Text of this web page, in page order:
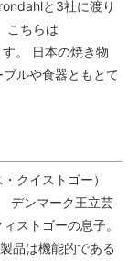
と3社に渡り
こちらは
。 日本の焼き物
ルや食器ともとて
クイストゴー）
デンマーク王立芸
ストゴーの息子。
品は機能的である